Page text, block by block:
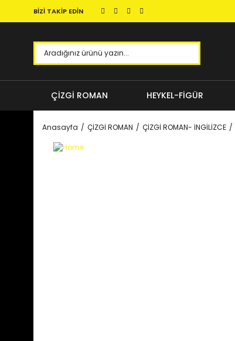
BİZİ TAKİP EDİN
ÇİZGİ ROMAN HEYKEL-FİGÜR
Anasayfa ÇİZGİ ROMAN ÇİZGİ ROMAN- İNGİLİZCE